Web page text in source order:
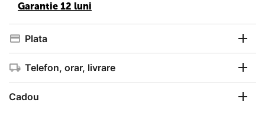
Garantie 12 luni
Plata
Telefon, orar, livrare
Cadou